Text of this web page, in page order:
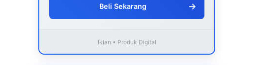
Beli Sekarang →
Iklan • Produk Digital